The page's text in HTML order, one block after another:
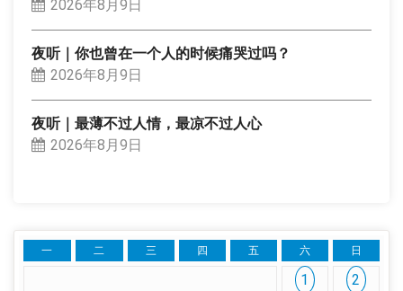
2026年8月9日
夜听｜你也曾在一个人的时候痛哭过吗？
2026年8月9日
夜听｜最薄不过人情，最凉不过人心
2026年8月9日
一 二 三 四 五 六 日
1
2